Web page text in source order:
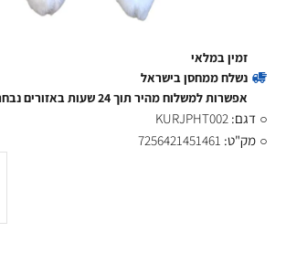
זמין במלאי
נשלח ממחסן בישראל
אפשרות למשלוח מהיר תוך 24 שעות באזורים נבחרים
דגם: KURJPHT002
מק"ט: 7256421451461